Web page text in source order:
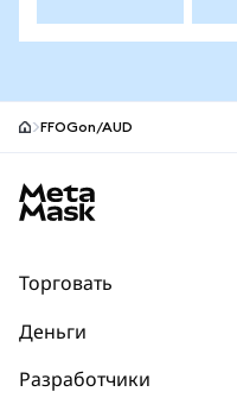
FFOGon/AUD
Торговать
Прогнозы
Деньги
Разработчики